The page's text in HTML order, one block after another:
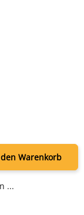
Warenkorb
...